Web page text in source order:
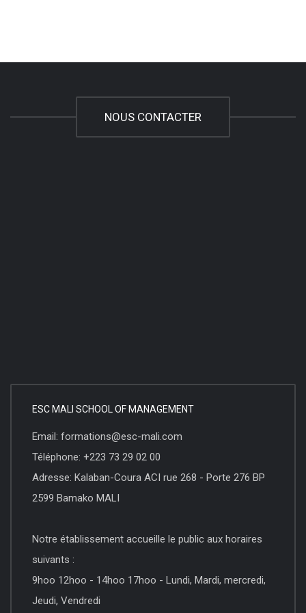
NOUS CONTACTER
ESC MALI SCHOOL OF MANAGEMENT
Email: formations@esc-mali.com
Téléphone: +223 73 29 02 00
Adresse: Kalaban-Coura ACI rue 268 - Porte 276 BP
2599 Bamako MALI
Notre établissement accueille le public aux horaires
suivants :
9hoo 12hoo - 14hoo 17hoo - Lundi, Mardi, mercredi,
Jeudi, Vendredi